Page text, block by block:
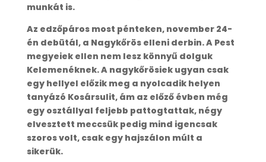
munkát is.
Az edzőpáros most pénteken, november 24-
én debütál, a Nagykőrös elleni derbin. A Pest
megyeiek ellen nem lesz könnyű dolguk
Kelemenéknek. A nagykőrösiek ugyan csak
egy hellyel előzik meg a nyolcadik helyen
tanyázó Kosársulit, ám az előző évben még
egy osztállyal feljebb pattogtattak, négy
elvesztett meccsük pedig mind igencsak
szoros volt, csak egy hajszálon múlt a
sikerük.